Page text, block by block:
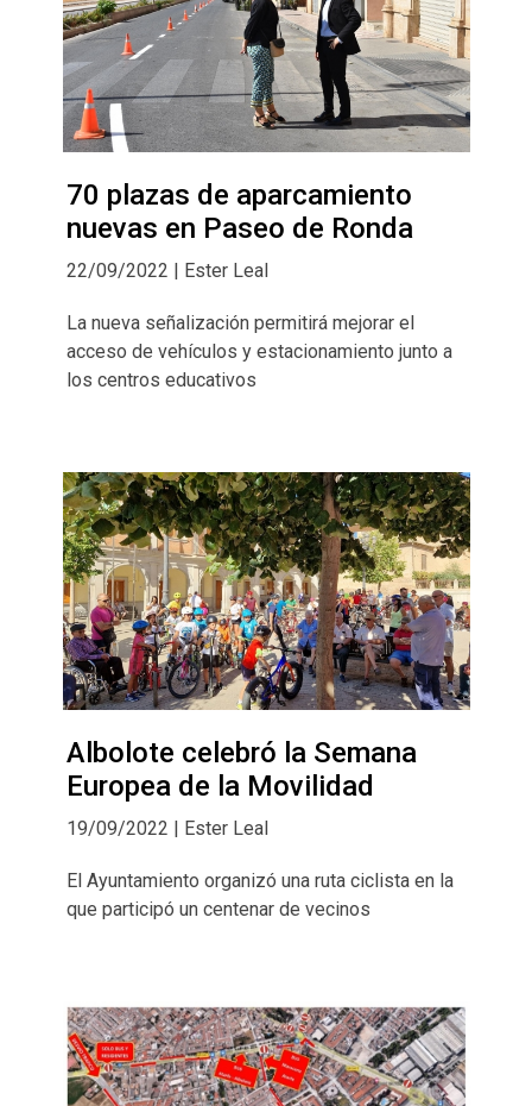
70 plazas de aparcamiento
nuevas en Paseo de Ronda
22/09/2022 | Ester Leal
La nueva señalización permitirá mejorar el
acceso de vehículos y estacionamiento junto a
los centros educativos
Albolote celebró la Semana
Europea de la Movilidad
19/09/2022 | Ester Leal
El Ayuntamiento organizó una ruta ciclista en la
que participó un centenar de vecinos